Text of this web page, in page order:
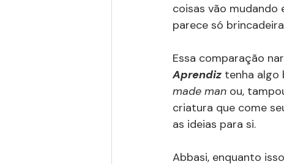
coisas vão mudando
parece só
Essa comparação
Aprendiz tenha algo
made man ou,
criatura que come
as ideias para si.
Abbasi, enquanto